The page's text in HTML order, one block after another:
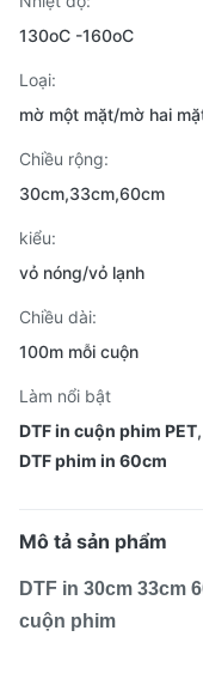
130oC -160oC
Loại:
mờ một mặt/mờ hai
Chiều rộng:
30cm,33cm,60cm
kiểu:
vỏ nóng/vỏ lạnh
Chiều dài:
100m mỗi cuộn
Làm nổi bật
DTF in cuộn phim PET,
DTF phim in 60cm
Mô tả sản phẩm
DTF in 30cm 33cm
cuộn phim